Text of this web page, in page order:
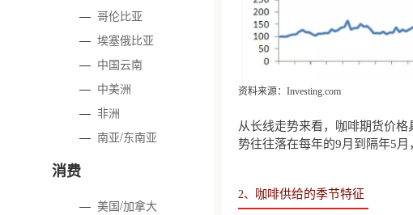
—哥伦比亚
—埃塞俄比亚
— 中国云南
— 中美洲
—非洲
—南亚/东南亚
消费
—美国/加拿大
资料来源：Investing.com
从长线走势来看，咖啡期货价
势往往落在每年的9月到隔年5月
2、 咖啡供给的季节特征